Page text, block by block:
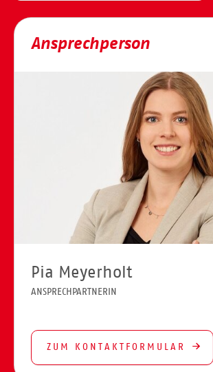
Ansprechperson
Pia Meyerholt
ANSPRECHPARTNERIN
ZUM KONTAKTFORMULAR